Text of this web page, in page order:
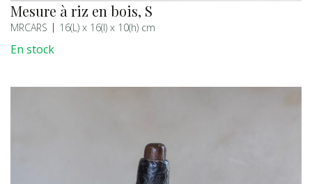
Mesure à riz en bois, S
MRCARS 16(L) x 16(l) x 10(h) cm
En stock